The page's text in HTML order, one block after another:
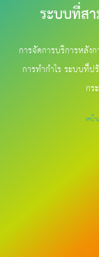
ระบบที่ส
การจัดการบริการหลัง
การทำกำไร ระบบที่
กร
หน้า